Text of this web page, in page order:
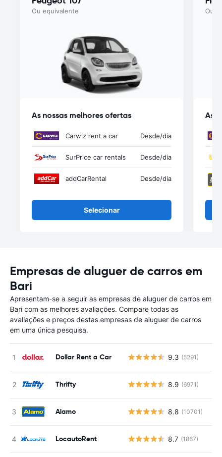
Ou equivalente
As nossas melhores ofertas
Carwiz rent a car Desde/dia
SurPrice car rentals Desde/dia
addCarRental Desde/dia
Selecionar
Ou
As
Empresas de aluguer de carros em
Bari
Apresentam-se a seguir as empresas de aluguer de carros em
Bari com as melhores avaliações. Compare todas as
avaliações e preços destas empresas de aluguer de carros
em uma única pesquisa.
Dollar Rent a Car 9.3 (5291)
Thrifty 8.9 (6971)
Alamo 8.8 (10701)
LocautoRent 8.7 (1867)